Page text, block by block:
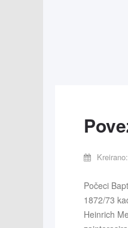
Počeci
1872/73
Heinrich